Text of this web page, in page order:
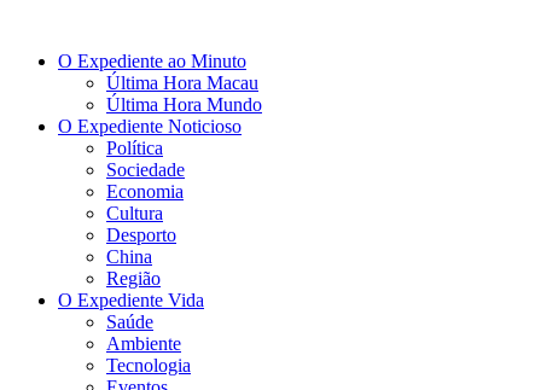
O Expediente ao Minuto
Última Hora Macau
Última Hora Mundo
O Expediente Noticioso
Política
Sociedade
Economia
Cultura
Desporto
China
Região
O Expediente Vida
Saúde
Ambiente
Tecnologia